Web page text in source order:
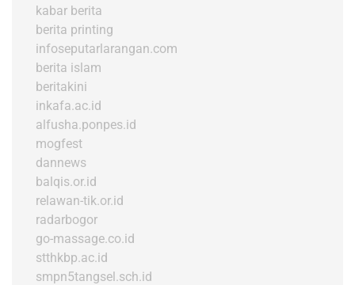
kabar berita
berita printing
infoseputarlarangan.com
berita islam
beritakini
inkafa.ac.id
alfusha.ponpes.id
mogfest
dannews
balqis.or.id
relawan-tik.or.id
radarbogor
go-massage.co.id
stthkbp.ac.id
smpn5tangsel.sch.id